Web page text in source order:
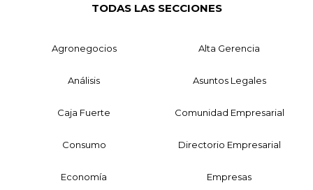
TODAS LAS SECCIONES
Agronegocios Alta Gerencia
Análisis Asuntos Legales
Caja Fuerte Comunidad Empresarial
Consumo Directorio Empresarial
Economía Empresas